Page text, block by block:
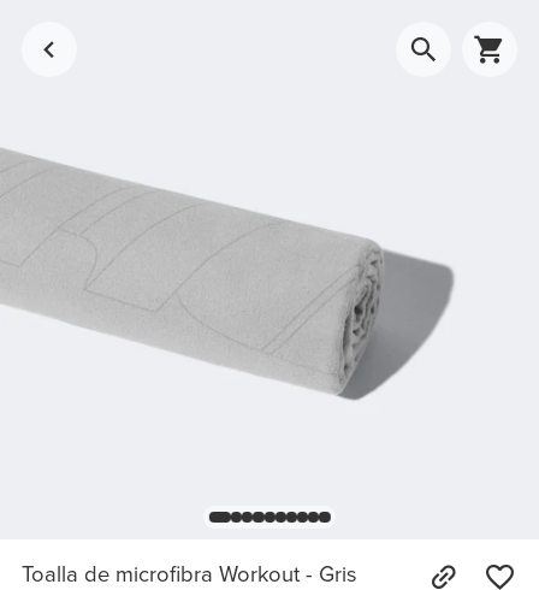
Toalla de microfibra Workout - Gris